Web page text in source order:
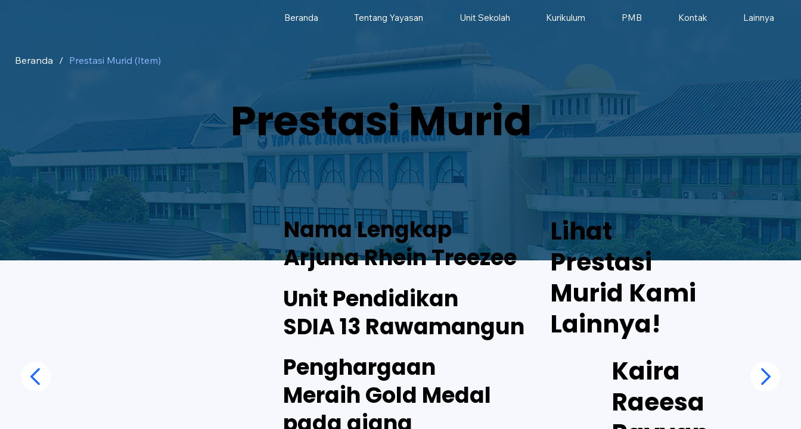
Beranda / Prestasi Murid (Item)
Prestasi Murid
Beranda Tentang Yayasan Unit Sekolah Kurikulum PMB Kontak Lainnya
Nama Lengkap
Arjuna Rhein Treezee
Unit Pendidikan
SDIA 13 Rawamangun
Penghargaan
Meraih Gold Medal
Lihat
Prestasi
Murid Kami
Lainnya!
Kaira
Raeesa